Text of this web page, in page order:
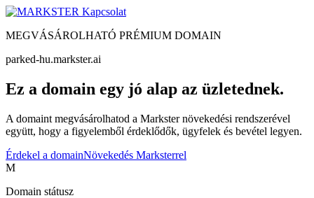
Kapcsolat
MEGVÁSÁROLHATÓ PRÉMIUM DOMAIN
parked-hu.markster.ai
Ez a domain egy jó alap az üzletednek.
A domaint megvásárolhatod a Markster növekedési rendszerével
együtt, hogy a figyelemből érdeklődők, ügyfelek és bevétel legyen.
Érdekel a domainNövekedés Marksterrel
M
Domain státusz